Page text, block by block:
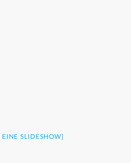
EINE SLIDESHOW]